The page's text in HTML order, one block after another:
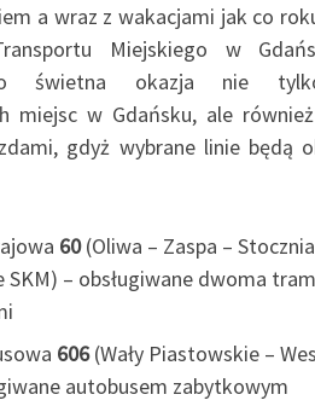
a wraz z wakacjami jak co
Miejskiego w
świetna okazja nie
miejsc w Gdańsku, ale
gdyż wybrane linie będą
60(Oliwa – Zaspa –
SKM) – obsługiwane dwoma
606(Wały Piastowskie –
autobusem zabytkowym